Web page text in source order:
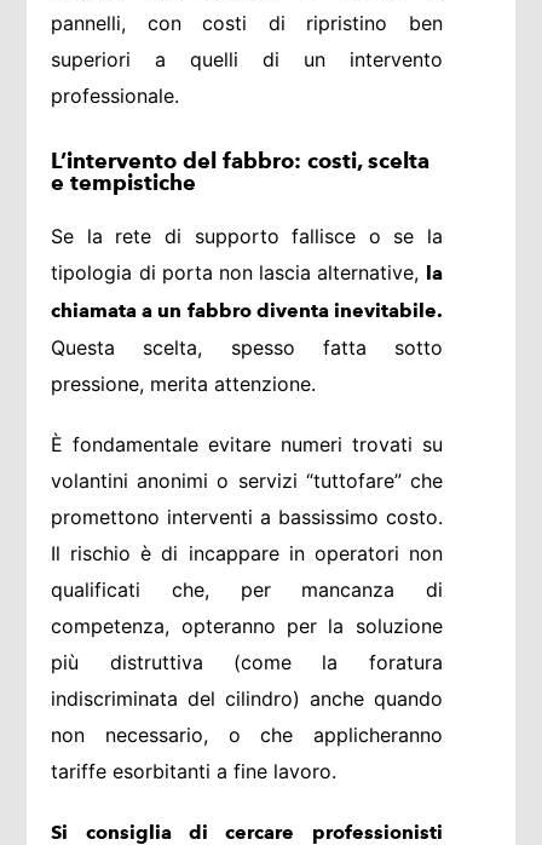
pannelli, con costi di ripristino ben
superiori a quelli di un intervento
professionale.
L’intervento del fabbro: costi, scelta
e tempistiche
Se la rete di supporto fallisce o se la
tipologia di porta non lascia alternative, la
chiamata a un fabbro diventa inevitabile.
Questa scelta, spesso fatta sotto
pressione, merita attenzione.
È fondamentale evitare numeri trovati su
volantini anonimi o servizi “tuttofare” che
promettono interventi a bassissimo costo.
Il rischio è di incappare in operatori non
qualificati che, per mancanza di
competenza, opteranno per la soluzione
più distruttiva (come la foratura
indiscriminata del cilindro) anche quando
non necessario, o che applicheranno
tariffe esorbitanti a fine lavoro.
Si consiglia di cercare professionisti